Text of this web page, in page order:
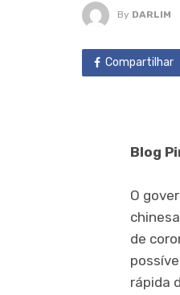
By DARLIM
Compartilhar
Blog
O
de
rápida